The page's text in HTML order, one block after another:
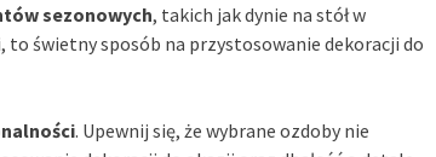
sezonowych, takich jak dynie na stół w
świetny sposób na przystosowanie dekoracji do
. Upewnij się, że wybrane ozdoby nie